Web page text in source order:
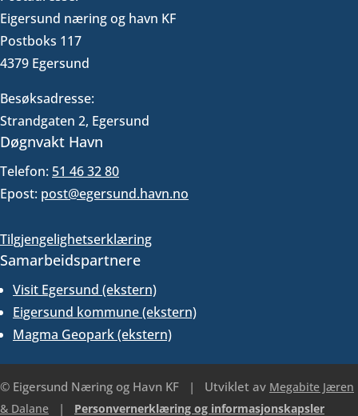
Eigersund næring og havn KF
Postboks 117
4379 Egersund
Besøksadresse:
Strandgaten 2, Egersund
Døgnvakt Havn
Telefon: 51 46 32 80
Epost: post@egersund.havn.no
Tilgjengelighetserklæring
Samarbeidspartnere
Visit Egersund (ekstern)
Eigersund kommune (ekstern)
Magma Geopark (ekstern)
© Eigersund Næring og Havn KF | Utviklet av Megabite Jæren
& Dalane | Personvernerklæring og informasjonskapsler